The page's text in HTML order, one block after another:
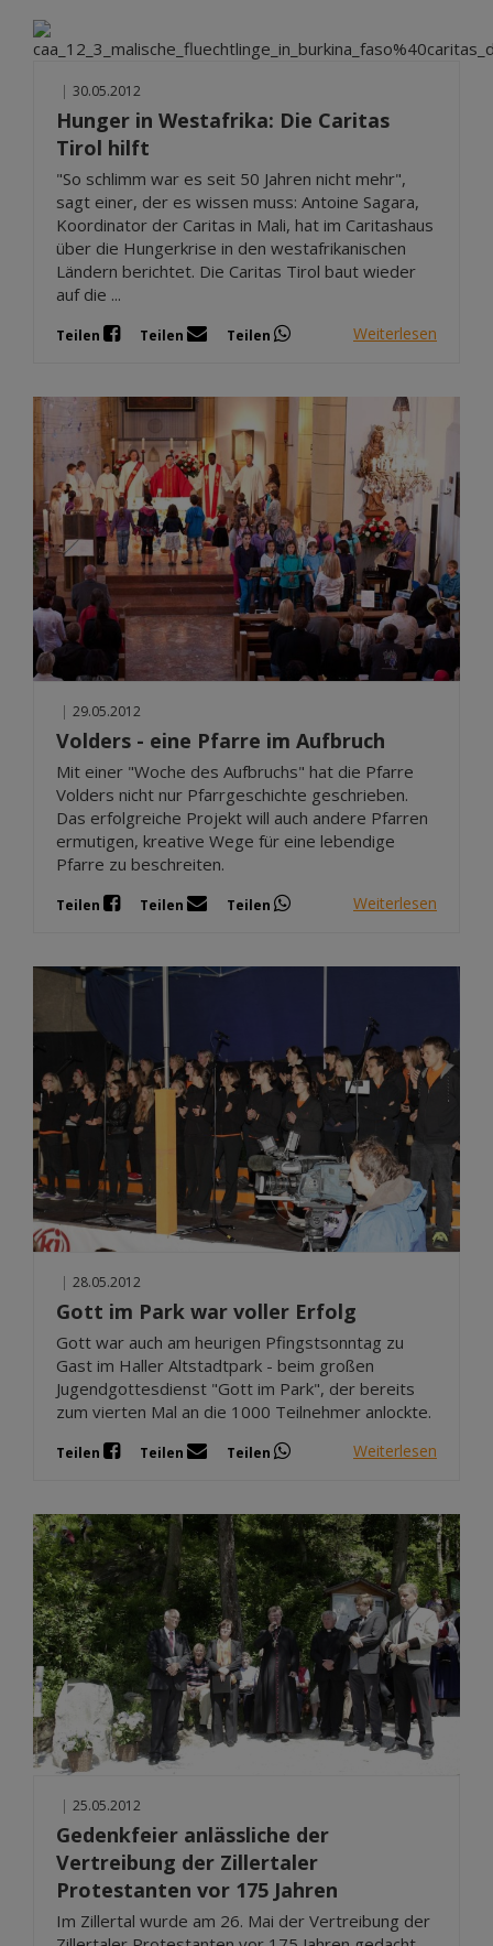
| 30.05.2012
Hunger in Westafrika: Die Caritas
Tirol hilft
"So schlimm war es seit 50 Jahren nicht mehr",
sagt einer, der es wissen muss: Antoine Sagara,
Koordinator der Caritas in Mali, hat im Caritashaus
über die Hungerkrise in den westafrikanischen
Ländern berichtet. Die Caritas Tirol baut wieder
auf die ...
Teilen Teilen Teilen Weiterlesen
| 29.05.2012
Volders - eine Pfarre im Aufbruch
Mit einer "Woche des Aufbruchs" hat die Pfarre
Volders nicht nur Pfarrgeschichte geschrieben.
Das erfolgreiche Projekt will auch andere Pfarren
ermutigen, kreative Wege für eine lebendige
Pfarre zu beschreiten.
Teilen Teilen Teilen Weiterlesen
| 28.05.2012
Gott im Park war voller Erfolg
Gott war auch am heurigen Pfingstsonntag zu
Gast im Haller Altstadtpark - beim großen
Jugendgottesdienst "Gott im Park", der bereits
zum vierten Mal an die 1000 Teilnehmer anlockte.
Teilen Teilen Teilen Weiterlesen
| 25.05.2012
Gedenkfeier anlässliche der
Vertreibung der Zillertaler
Protestanten vor 175 Jahren
Im Zillertal wurde am 26. Mai der Vertreibung der